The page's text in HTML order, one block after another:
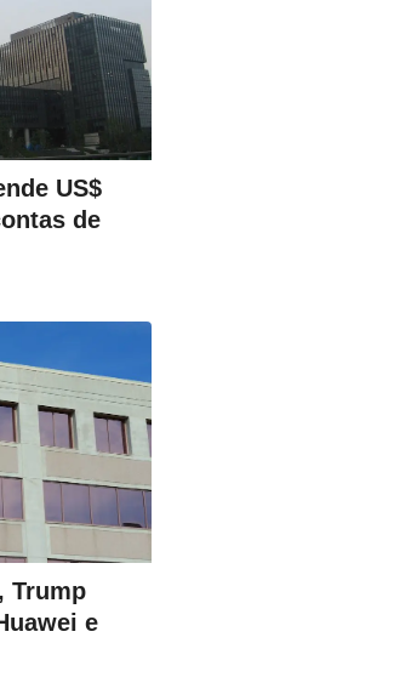
US$
de
Trump
e